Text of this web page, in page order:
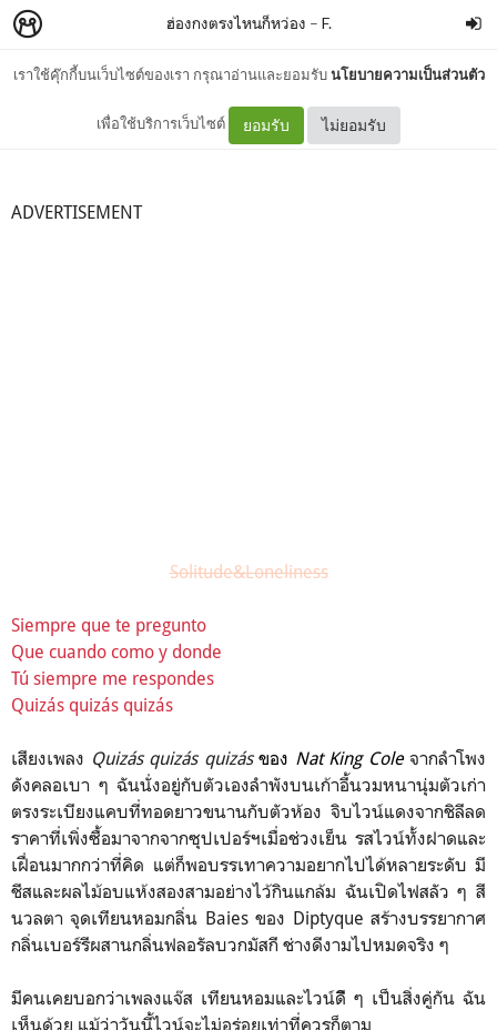
เราใช้คุ๊กกี้บนเว็บไซต์ของเรา กรุณาอ่านและยอมรับนโยบายความเป็นส่วนตัว
เพื่อใช้บริการเว็บไซต์ ยอมรับ ไม่ยอมรับ
ฮ่องกงตรงไหนก็หว่อง – F.
เหงาในเหงา
ADVERTISEMENT
Solitude&Loneliness
Siempre que te pregunto
Que cuando como y donde
Tú siempre me respondes
Quizás quizás quizás
เสียงเพลง Quizás quizás quizás ของ Nat King Cole จากลำโพง
ดังคลอเบา ๆ ฉันนั่งอยู่กับตัวเองลำพังบนเก้าอี้นวมหนานุ่มตัวเก่า
ตรงระเบียงแคบที่ทอดยาวขนานกับตัวห้อง จิบไวน์แดงจากชิลีลด
ราคาที่เพิ่งซื้อมาจากจากซุปเปอร์ฯเมื่อช่วงเย็น รสไวน์ทั้งฝาดและ
เฝื่อนมากกว่าที่คิด แต่ก็พอบรรเทาความอยากไปได้หลายระดับ มี
ชีสและผลไม้อบแห้งสองสามอย่างไว้กินแกล้ม ฉันเปิดไฟสลัว ๆ สี
นวลตา จุดเทียนหอมกลิ่น Baies ของ Diptyque สร้างบรรยากาศ
กลิ่นเบอร์รีผสานกลิ่นฟลอรัลบวกมัสกี ช่างดีงามไปหมดจริง ๆ
มีคนเคยบอกว่าเพลงแจ๊ส เทียนหอมและไวน์ดีิิ ๆ เป็นสิ่งคู่กัน ฉัน
เห็นด้วย แม้ว่าวันนี้ไวน์จะไม่อร่อยเท่าที่ควรก็ตาม